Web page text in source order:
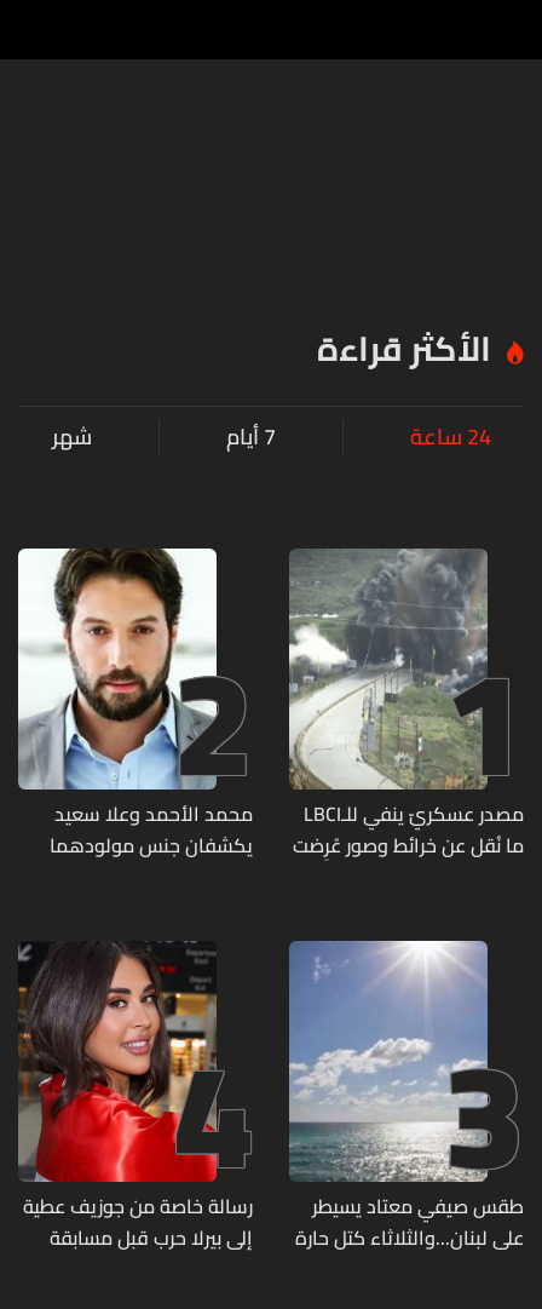
الأكثر قراءة
24 ساعة 7 أيام شهر
1
مصدر عسكريّ ينفي للـLBCI
ما نُقل عن خرائط وصور عُرِضت
تحت الأرض
2
محمد الأحمد وعلا سعيد
يكشفان جنس مولودهما
3
طقس صيفي معتاد يسيطر
على لبنان...والثلاثاء كتل حارة
4
رسالة خاصة من جوزيف عطية
إلى بيرلا حرب قبل مسابقة